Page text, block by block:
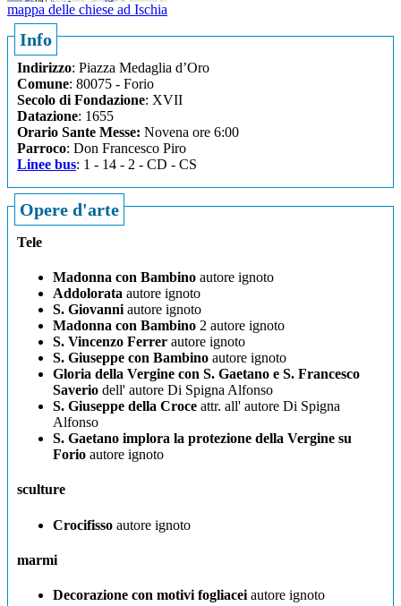
mappa delle chiese ad Ischia
Info
Indirizzo: Piazza Medaglia d’Oro
Comune: 80075 - Forio
Secolo di Fondazione: XVII
Datazione: 1655
Orario Sante Messe: Novena ore 6:00
Parroco: Don Francesco Piro
Linee bus: 1 - 14 - 2 - CD - CS
Opere d'arte
Tele
Madonna con Bambino autore ignoto
Addolorata autore ignoto
S. Giovanni autore ignoto
Madonna con Bambino 2 autore ignoto
S. Vincenzo Ferrer autore ignoto
S. Giuseppe con Bambino autore ignoto
Gloria della Vergine con S. Gaetano e S. Francesco
Saverio dell' autore Di Spigna Alfonso
S. Giuseppe della Croce attr. all' autore Di Spigna
Alfonso
S. Gaetano implora la protezione della Vergine su
Forio autore ignoto
sculture
Crocifisso autore ignoto
marmi
Decorazione con motivi fogliacei autore ignoto